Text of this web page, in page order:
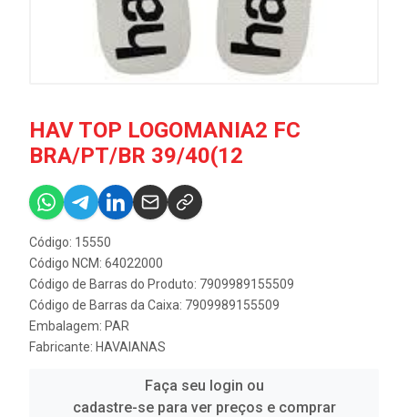
HAV TOP LOGOMANIA2 FC
BRA/PT/BR 39/40(12
Código: 15550
Código NCM: 64022000
Código de Barras do Produto: 7909989155509
Código de Barras da Caixa: 7909989155509
Embalagem: PAR
Fabricante: HAVAIANAS
Faça seu login ou
cadastre-se para ver preços e comprar